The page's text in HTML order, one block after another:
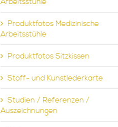
Produktfotos Medizinische
Arbeitsstühle
Produktfotos Sitzkissen
Stoff- und Kunstlederkarte
Studien / Referenzen /
Auszeichnungen